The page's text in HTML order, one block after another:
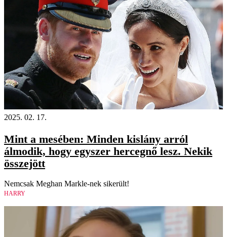
2025. 02. 17.
Mint a mesében: Minden kislány arról
álmodik, hogy egyszer hercegnő lesz. Nekik
összejött
Nemcsak Meghan Markle-nek sikerült!
HARRY